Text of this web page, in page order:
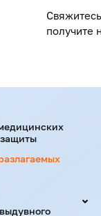
получите